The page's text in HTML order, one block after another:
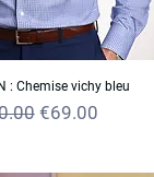
: Chemise vichy bleu
Price
Sale Price
€69.00